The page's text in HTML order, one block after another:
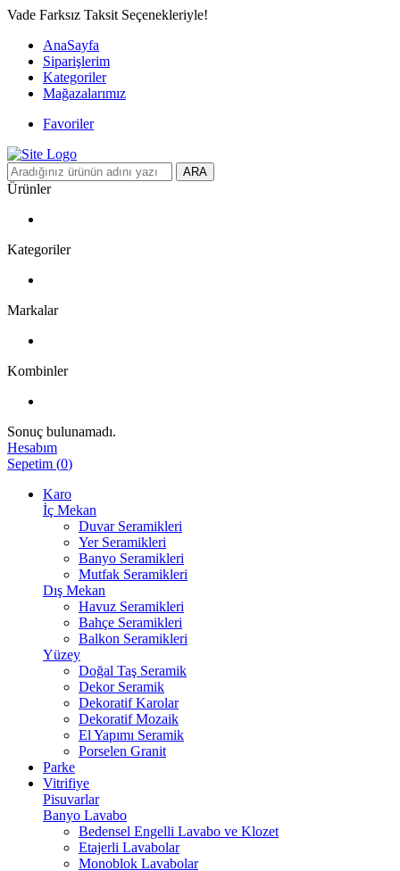
Vade Farksız Taksit Seçenekleriyle!
AnaSayfa
Siparişlerim
Kategoriler
Mağazalarımız
Favoriler
ARA
Ürünler
Kategoriler
Markalar
Kombinler
Sonuç bulunamadı.
Hesabım
Sepetim (0)
Karo
İç Mekan
Duvar Seramikleri
Yer Seramikleri
Banyo Seramikleri
Mutfak Seramikleri
Dış Mekan
Havuz Seramikleri
Bahçe Seramikleri
Balkon Seramikleri
Yüzey
Doğal Taş Seramik
Dekor Seramik
Dekoratif Karolar
Dekoratif Mozaik
El Yapımı Seramik
Porselen Granit
Parke
Vitrifiye
Pisuvarlar
Banyo Lavabo
Bedensel Engelli Lavabo ve Klozet
Etajerli Lavabolar
Monoblok Lavabolar